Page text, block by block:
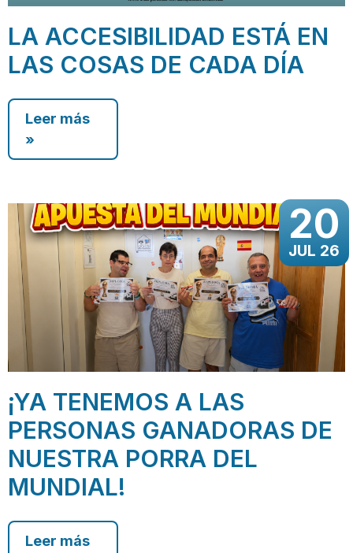
LA ACCESIBILIDAD ESTÁ EN
LAS COSAS DE CADA DÍA
Leer más
»
20
JUL 26
¡YA TENEMOS A LAS
PERSONAS GANADORAS DE
NUESTRA PORRA DEL
MUNDIAL!
Leer más